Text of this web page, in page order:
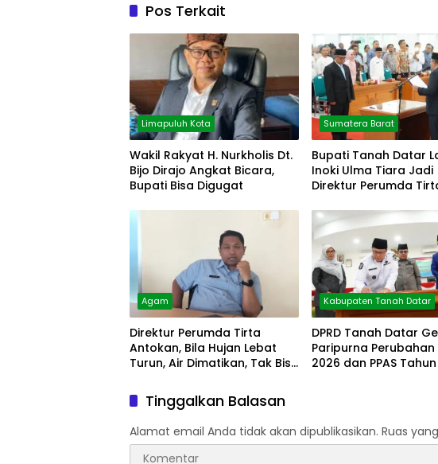
Pos Terkait
Limapuluh Kota
Wakil Rakyat H. Nurkholis Dt.
Bijo Dirajo Angkat Bicara,
Bupati Bisa Digugat
Sumatera Barat
Bupati Tanah Datar
Inoki Ulma Tiara Jadi
Direktur Perumda
Agam
Direktur Perumda Tirta
Antokan, Bila Hujan Lebat
Turun, Air Dimatikan, Tak Bisa
Kabupaten Tanah Datar
DPRD Tanah Datar
Paripurna Perubahan
2026 dan PPAS
Tinggalkan Balasan
Alamat email Anda tidak akan dipublikasikan. Ruas